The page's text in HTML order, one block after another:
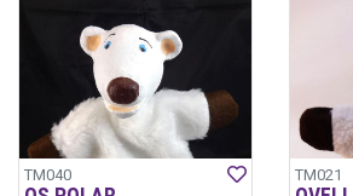
TM040 TM021